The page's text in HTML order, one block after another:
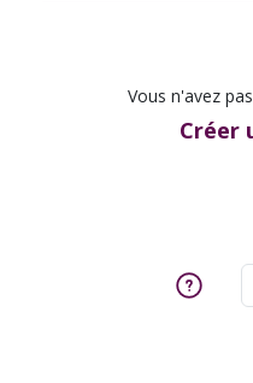
Vous n'avez
Créer